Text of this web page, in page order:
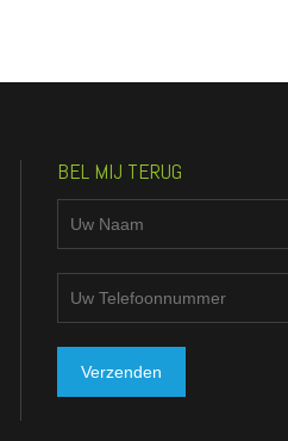
BEL MIJ TERUG